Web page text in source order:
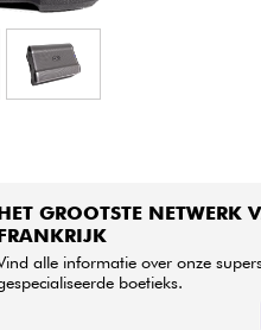
GROOTSTE NETWERK
alle informatie over onze
boetieks.